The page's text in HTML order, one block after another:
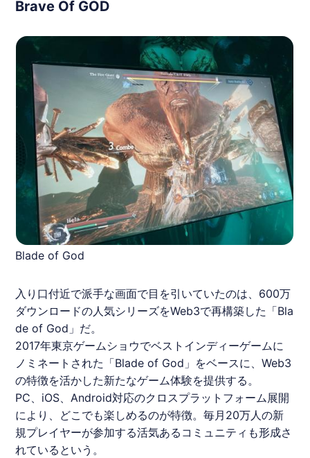
Brave Of GOD
Blade of God
入り口付近で派手な画面で目を引いていたのは、600万
ダウンロードの人気シリーズをWeb3で再構築した「Bla
de of God」だ。
2017年東京ゲームショウでベストインディーゲームに
ノミネートされた「Blade of God」をベースに、Web3
の特徴を活かした新たなゲーム体験を提供する。
PC、iOS、Android対応のクロスプラットフォーム展開
により、どこでも楽しめるのが特徴。毎月20万人の新
規プレイヤーが参加する活気あるコミュニティも形成さ
れているという。